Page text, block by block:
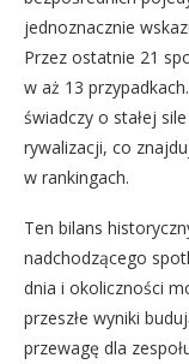
jednoznacznie
Przez ostatnie 21
w aż 13
świadczy o stałej
rywalizacji, co
w rankingach.
Ten bilans
nadchodzącego
dnia i okoliczności
przeszłe wyniki
przewagę dla